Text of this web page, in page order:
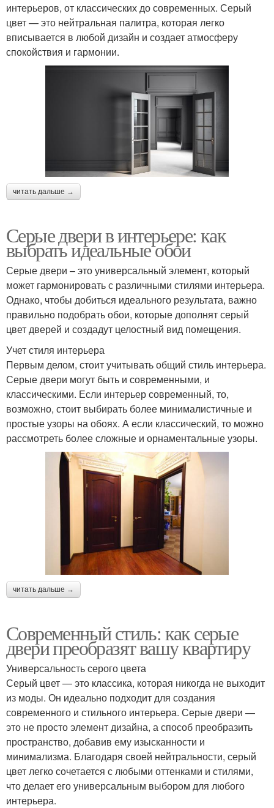
интерьеров, от классических до современных. Серый
цвет — это нейтральная палитра, которая легко
вписывается в любой дизайн и создает атмосферу
спокойствия и гармонии.
читать дальше →
Серые двери в интерьере: как
выбрать идеальные обои
Серые двери – это универсальный элемент, который
может гармонировать с различными стилями интерьера.
Однако, чтобы добиться идеального результата, важно
правильно подобрать обои, которые дополнят серый
цвет дверей и создадут целостный вид помещения.
Учет стиля интерьера
Первым делом, стоит учитывать общий стиль интерьера.
Серые двери могут быть и современными, и
классическими. Если интерьер современный, то,
возможно, стоит выбирать более минималистичные и
простые узоры на обоях. А если классический, то можно
рассмотреть более сложные и орнаментальные узоры.
читать дальше →
Современный стиль: как серые
двери преобразят вашу квартиру
Универсальность серого цвета
Серый цвет — это классика, которая никогда не выходит
из моды. Он идеально подходит для создания
современного и стильного интерьера. Серые двери —
это не просто элемент дизайна, а способ преобразить
пространство, добавив ему изысканности и
минимализма. Благодаря своей нейтральности, серый
цвет легко сочетается с любыми оттенками и стилями,
что делает его универсальным выбором для любого
интерьера.